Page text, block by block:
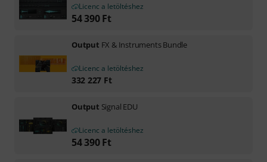
Licenc a letöltéshez
54 390 Ft
Output FX & Instruments Bundle
Licenc a letöltéshez
332 227 Ft
Output Signal EDU
Licenc a letöltéshez
54 390 Ft